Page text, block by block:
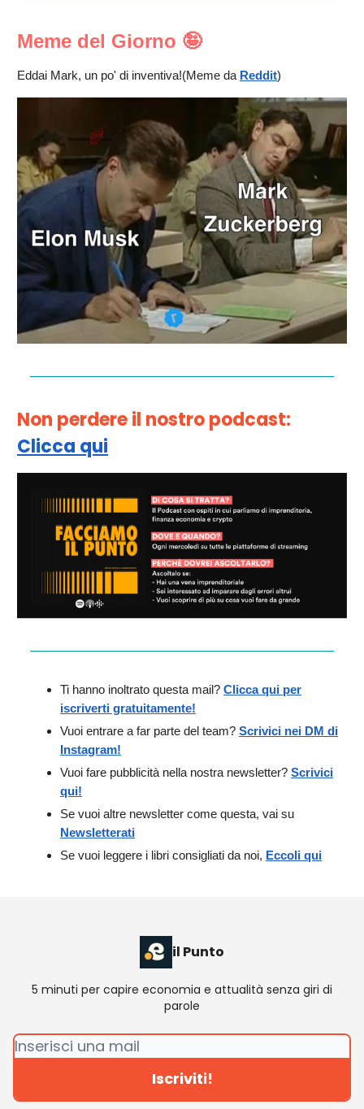
Meme del Giorno 🤪
Eddai Mark, un po' di inventiva!(Meme da Reddit)
Non perdere il nostro podcast:
Clicca qui
Ti hanno inoltrato questa mail? Clicca qui per
iscriverti gratuitamente!
Vuoi entrare a far parte del team? Scrivici nei DM di
Instagram!
Vuoi fare pubblicità nella nostra newsletter? Scrivici
qui!
Se vuoi altre newsletter come questa, vai su
Newsletterati
Se vuoi leggere i libri consigliati da noi, Eccoli qui
il Punto
5 minuti per capire economia e attualità senza giri di
parole